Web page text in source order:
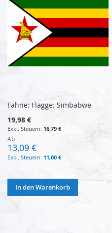
Fahne: Flagge: Simbabwe
19,98 €
16,79 €
Ab
13,09 €
11,00 €
In den Warenkorb